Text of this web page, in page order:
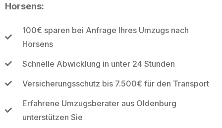
Horsens:
100€ sparen bei Anfrage Ihres Umzugs nach
Horsens
Schnelle Abwicklung in unter 24 Stunden
Versicherungsschutz bis 7.500€ für den Transport
Erfahrene Umzugsberater aus Oldenburg
unterstützen Sie